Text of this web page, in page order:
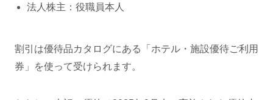
法人株主：役職員本人
割引は優待品カタログにある「ホテル・施設優待ご利用
券」を使って受けられます。